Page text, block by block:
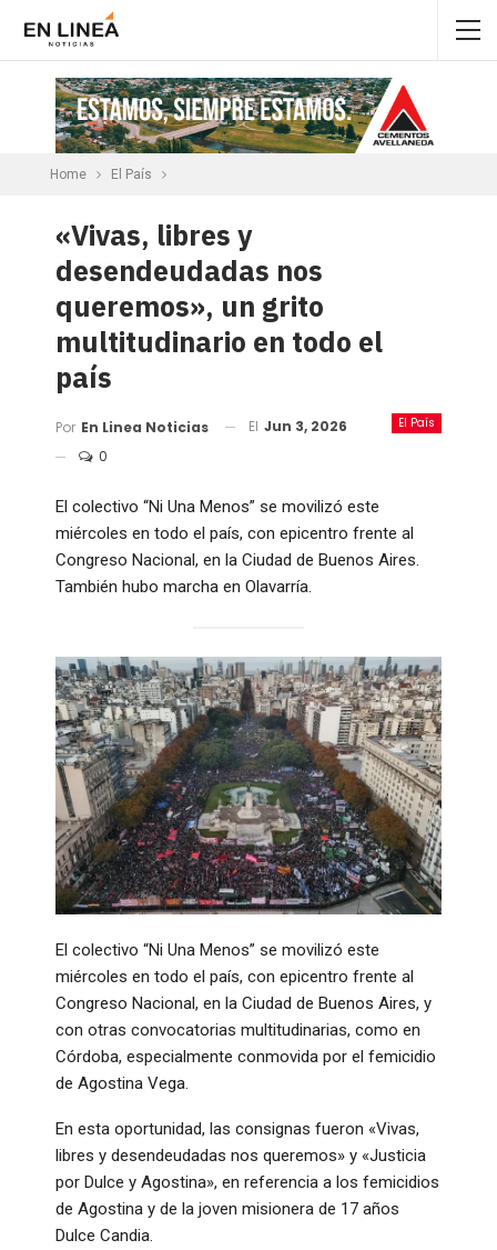
Home El País
«Vivas, libres y
desendeudadas nos
queremos», un grito
multitudinario en todo el
país
El País
Por En Linea Noticias El Jun 3, 2026
0
El colectivo “Ni Una Menos” se movilizó este
miércoles en todo el país, con epicentro frente al
Congreso Nacional, en la Ciudad de Buenos Aires.
También hubo marcha en Olavarría.
El colectivo “Ni Una Menos” se movilizó este
miércoles en todo el país, con epicentro frente al
Congreso Nacional, en la Ciudad de Buenos Aires, y
con otras convocatorias multitudinarias, como en
Córdoba, especialmente conmovida por el femicidio
de Agostina Vega.
En esta oportunidad, las consignas fueron «Vivas,
libres y desendeudadas nos queremos» y «Justicia
por Dulce y Agostina», en referencia a los femicidios
de Agostina y de la joven misionera de 17 años
Dulce Candia.